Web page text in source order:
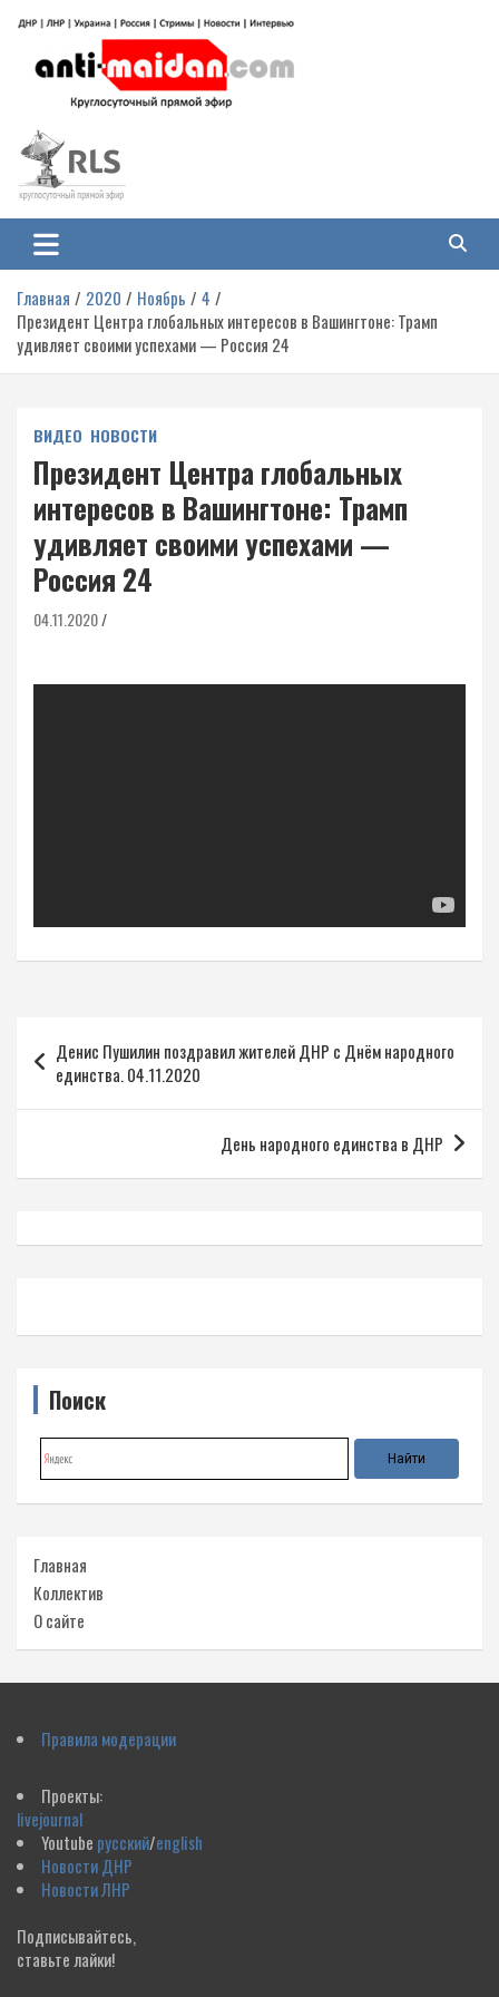
содержимому
Антимайдан: Гражданская война
на Украине
гражданской войне на Украине, включая события в Новороссии, ДНР,
ЛНР и других регионах.
Главная 2020 Ноябрь
4
Президент Центра глобальных интересов в Вашингтоне: Трамп
удивляет своими успехами — Россия 24
ВИДЕО НОВОСТИ
Президент Центра глобальных
интересов в Вашингтоне: Трамп
удивляет своими успехами —
Россия 24
04.11.2020
по
записям
Денис Пушилин поздравил жителей ДНР с Днём народного
единства. 04.11.2020
День народного единства в ДНР
Поиск
Главная
Коллектив
О сайте
Правила модерации
Проекты:
livejournal
Youtube русский/english
Новости ДНР
Новости ЛНР
Подписывайтесь,
ставьте лайки!